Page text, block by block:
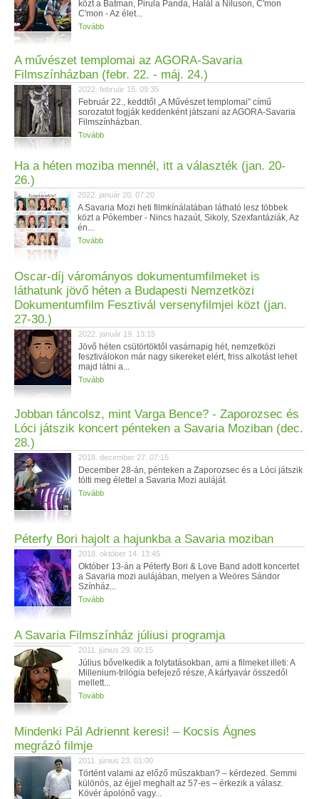
közt a Batman, Pirula Panda, Halál a Níluson, C'mon
C'mon - Az élet...
Tovább
A művészet templomai az AGORA-Savaria
Filmszínházban (febr. 22. - máj. 24.)
2022. február 15. 09:35
Február 22., keddtől „A Művészet templomai” című
sorozatot fogják keddenként játszani az AGORA-Savaria
Filmszínházban.
Tovább
Ha a héten moziba mennél, itt a választék (jan. 20-
26.)
2022. január 20. 07:20
A Savaria Mozi heti filmkínálatában látható lesz többek
közt a Pókember - Nincs hazaút, Sikoly, Szexfantáziák, Az
én...
Tovább
Oscar-díj várományos dokumentumfilmeket is
láthatunk jövő héten a Budapesti Nemzetközi
Dokumentumfilm Fesztivál versenyfilmjei közt (jan.
27-30.)
2022. január 19. 13:15
Jövő héten csütörtöktől vasárnapig hét, nemzetközi
fesztiválokon már nagy sikereket elért, friss alkotást lehet
majd látni a...
Tovább
Jobban táncolsz, mint Varga Bence? - Zaporozsec és
Lóci játszik koncert pénteken a Savaria Moziban (dec.
28.)
2018. december 27. 07:15
December 28-án, pénteken a Zaporozsec és a Lóci játszik
tölti meg élettel a Savaria Mozi auláját.
Tovább
Péterfy Bori hajolt a hajunkba a Savaria moziban
2018. október 14. 13:45
Október 13-án a Péterfy Bori & Love Band adott koncertet
a Savaria mozi aulájában, melyen a Weöres Sándor
Színház...
Tovább
A Savaria Filmszínház júliusi programja
2011. június 29. 00:15
Július bővelkedik a folytatásokban, ami a filmeket illeti: A
Millenium-trilógia befejező része, A kártyavár összedől
mellett...
Tovább
Mindenki Pál Adriennt keresi! – Kocsis Ágnes
megrázó filmje
2011. június 23. 01:00
Történt valami az előző műszakban? – kérdezed. Semmi
különös, az éjjel meghalt az 57-es – érkezik a válasz.
Kövér ápolónő vagy...